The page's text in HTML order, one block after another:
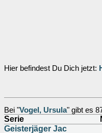
Hier befindest Du Dich jetzt:
Bei "Vogel, Ursula" gibt es
Serie
Geisterjäger Jac